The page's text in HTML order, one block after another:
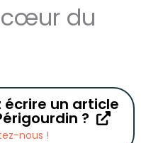
du
écrire un article
?
nous !